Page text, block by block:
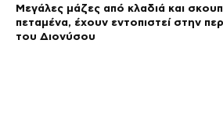
Μεγάλες μάζες από κλαδιά και
πεταμένα, έχουν εντοπιστεί στην
του Διονύσου